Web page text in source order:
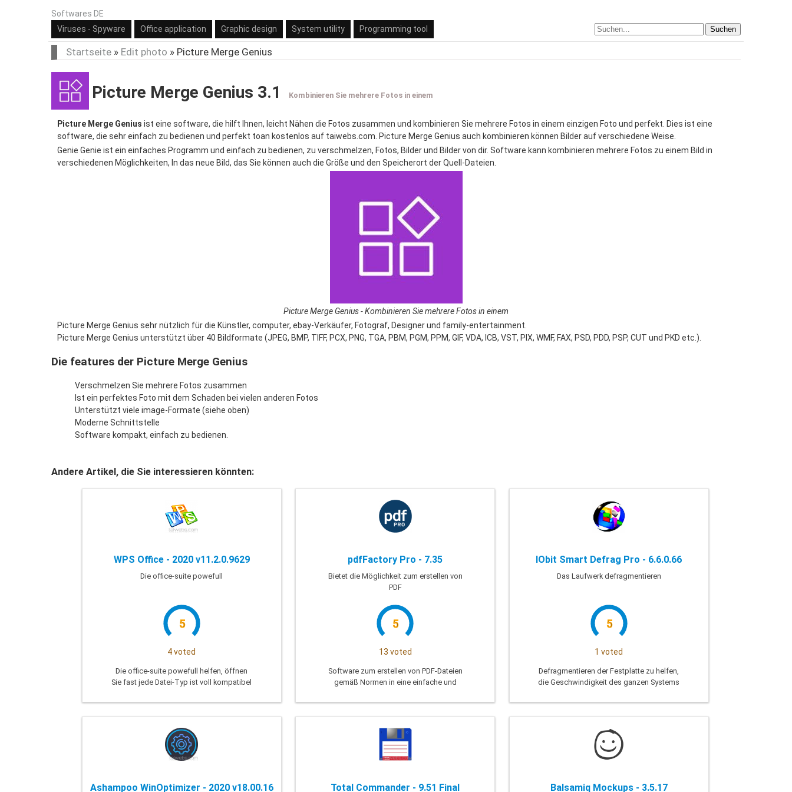
Softwares DE
Viruses - Spyware
Office application Graphic design System utility Programming tool Suchen
Startseite » Edit photo » Picture Merge Genius
Picture Merge Genius 3.1 Kombinieren Sie mehrere Fotos in einem
Picture Merge Genius ist eine software, die hilft Ihnen, leicht Nähen die Fotos zusammen und kombinieren Sie mehrere Fotos in einem einzigen Foto und perfekt. Dies ist eine
software, die sehr einfach zu bedienen und perfekt toan kostenlos auf taiwebs.com. Picture Merge Genius auch kombinieren können Bilder auf verschiedene Weise.
Genie Genie ist ein einfaches Programm und einfach zu bedienen, zu verschmelzen, Fotos, Bilder und Bilder von dir. Software kann kombinieren mehrere Fotos zu einem Bild in
verschiedenen Möglichkeiten, In das neue Bild, das Sie können auch die Größe und den Speicherort der Quell-Dateien.
Picture Merge Genius - Kombinieren Sie mehrere Fotos in einem
Picture Merge Genius sehr nützlich für die Künstler, computer, ebay-Verkäufer, Fotograf, Designer und family-entertainment.
Picture Merge Genius unterstützt über 40 Bildformate (JPEG, BMP, TIFF, PCX, PNG, TGA, PBM, PGM, PPM, GIF, VDA, ICB, VST, PIX, WMF, FAX, PSD, PDD, PSP, CUT und PKD etc.).
Die features der Picture Merge Genius
Verschmelzen Sie mehrere Fotos zusammen
Ist ein perfektes Foto mit dem Schaden bei vielen anderen Fotos
Unterstützt viele image-Formate (siehe oben)
Moderne Schnittstelle
Software kompakt, einfach zu bedienen.
Andere Artikel, die Sie interessieren könnten:
WPS Office - 2020 v11.2.0.9629
Die office-suite powefull
5
4 voted
Die office-suite powefull helfen, öffnen
Sie fast jede Datei-Typ ist voll kompatibel
pdfFactory Pro - 7.35
Bietet die Möglichkeit zum erstellen von
PDF
5
13 voted
Software zum erstellen von PDF-Dateien
gemäß Normen in eine einfache und
IObit Smart Defrag Pro - 6.6.0.66
Das Laufwerk defragmentieren
5
1 voted
Defragmentieren der Festplatte zu helfen,
die Geschwindigkeit des ganzen Systems
Fehler, die unerwünschte
Ashampoo WinOptimizer - 2020 v18.00.16 Total Commander - 9.51 Final Balsamiq Mockups - 3.5.17